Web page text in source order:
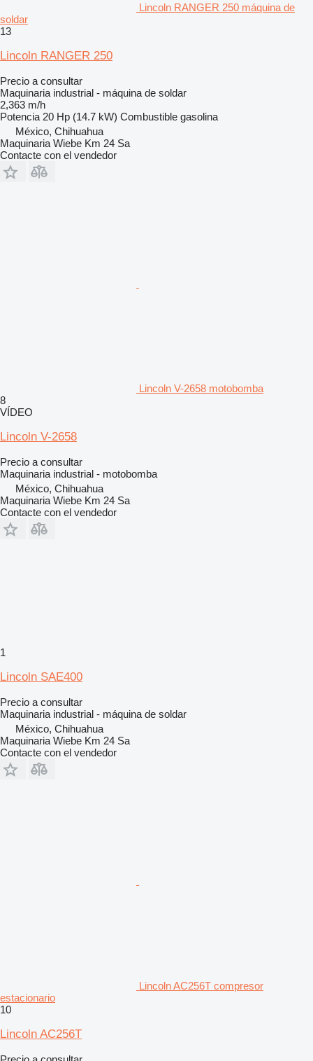
Lincoln RANGER 250 máquina de
soldar
13
Lincoln RANGER 250
Precio a consultar
Maquinaria industrial - máquina de soldar
2,363 m/h
Potencia 20 Hp (14.7 kW) Combustible gasolina
México, Chihuahua
Maquinaria Wiebe Km 24 Sa
Contacte con el vendedor
Lincoln V-2658 motobomba
8
VÍDEO
Lincoln V-2658
Precio a consultar
Maquinaria industrial - motobomba
México, Chihuahua
Maquinaria Wiebe Km 24 Sa
Contacte con el vendedor
1
Lincoln SAE400
Precio a consultar
Maquinaria industrial - máquina de soldar
México, Chihuahua
Maquinaria Wiebe Km 24 Sa
Contacte con el vendedor
Lincoln AC256T compresor
estacionario
10
Lincoln AC256T